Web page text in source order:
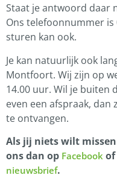
Staat je antwoord daar
Ons telefoonnummer is
sturen kan ook.
Je kan natuurlijk ook
Montfoort. Wij zijn op
14.00 uur. Wil je buiten
even een afspraak,
te ontvangen.
Als jij niets wilt
ons dan op Facebook of
nieuwsbrief.